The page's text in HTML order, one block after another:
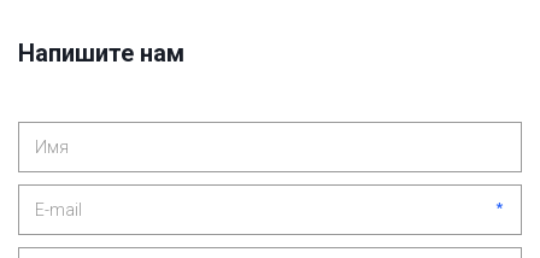
Напишите нам
*